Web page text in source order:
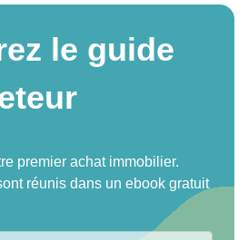
le guide
premier achat immobilier.
réunis dans un ebook gratuit